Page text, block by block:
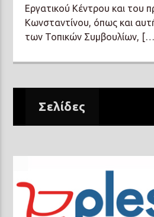
Εργατικού Κέντρου και του
Κωνσταντίνου, όπως και
των Τοπικών Συμβουλίων,
Σελίδες